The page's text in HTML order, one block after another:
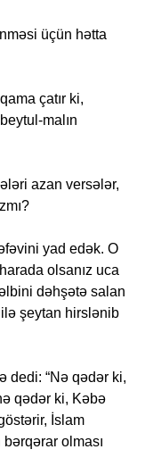
üçün hətta
çatır ki,
malın
azan versələr,
yad edək. O
olsanız uca
dəhşətə salan
şeytan hirslənib
dedi: “Nə qədər ki,
qədər ki, Kəbə
İslam
olması